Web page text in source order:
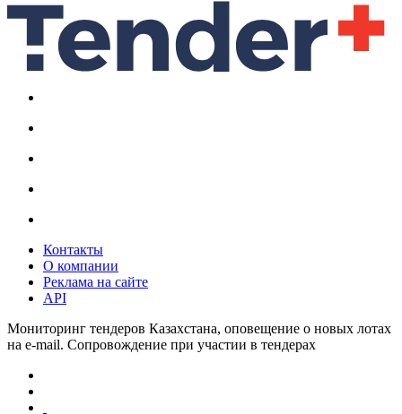
Контакты
О компании
Реклама на сайте
API
Мониторинг тендеров Казахстана, оповещение о новых лотах
на e-mail. Сопровождение при участии в тендерах